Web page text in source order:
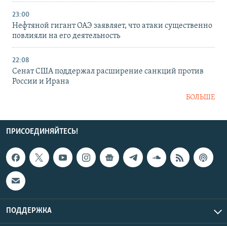
23:00
Нефтяной гигант ОАЭ заявляет, что атаки существенно
повлияли на его деятельность
22:08
Сенат США поддержал расширение санкций против
России и Ирана
БОЛЬШЕ
ПРИСОЕДИНЯЙТЕСЬ!
ПОДДЕРЖКА